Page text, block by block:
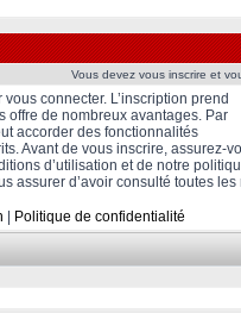
Vous devez vous inscrire et
connecter. L’inscription prend
offre de nombreux avantages. Par
accorder des fonctionnalités
Avant de vous inscrire, assurez-
d’utilisation et de notre
assurer d’avoir consulté toutes les
Politique de confidentialité